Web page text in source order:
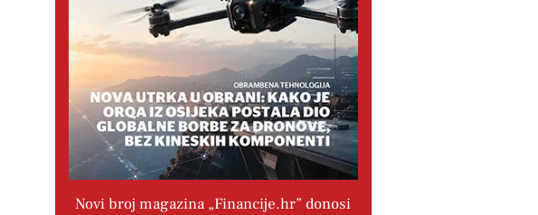
Novi broj magazina „Financije.hr” donosi